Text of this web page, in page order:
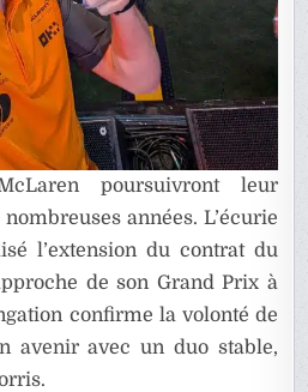
poursuivront leur
années. L’écurie
l’extension du contrat du
de son Grand Prix à
confirme la volonté de
avenir avec un duo stable,